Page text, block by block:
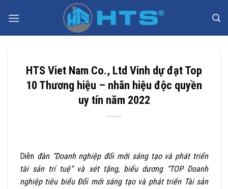
qua
HTS Viet Nam Co., Ltd Vinh dự đạt Top
10 Thương hiệu – nhãn hiệu độc quyền
uy tín năm 2022
Diễn đàn “Doanh nghiệp đổi mới sáng tạo và phát triển
tài sản trí tuệ” và xét tặng, biểu dương “TOP Doanh
nghiệp tiêu biểu Đổi mới sáng tạo và phát triển Tài sản